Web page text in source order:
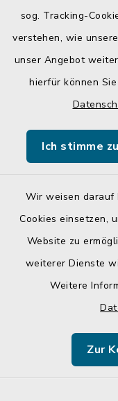
sog. Tracking-
verstehen, wie
unser Angebot
hierfür können
Ich stimme zu
Wir weisen darauf
Cookies einsetzen,
Website zu
weiterer Dienste
Weitere
Zur
Quicklinks
Landratsamt